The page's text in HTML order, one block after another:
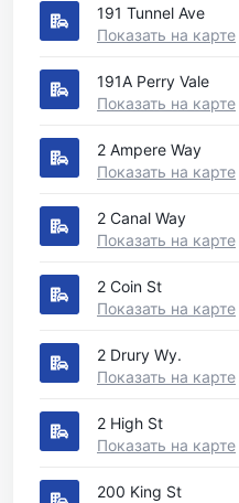
191 Tunnel Ave
Показать на карте
191A Perry Vale
Показать на карте
2 Ampere Way
Показать на карте
2 Canal Way
Показать на карте
2 Coin St
Показать на карте
2 Drury Wy.
Показать на карте
2 High St
Показать на карте
200 King St